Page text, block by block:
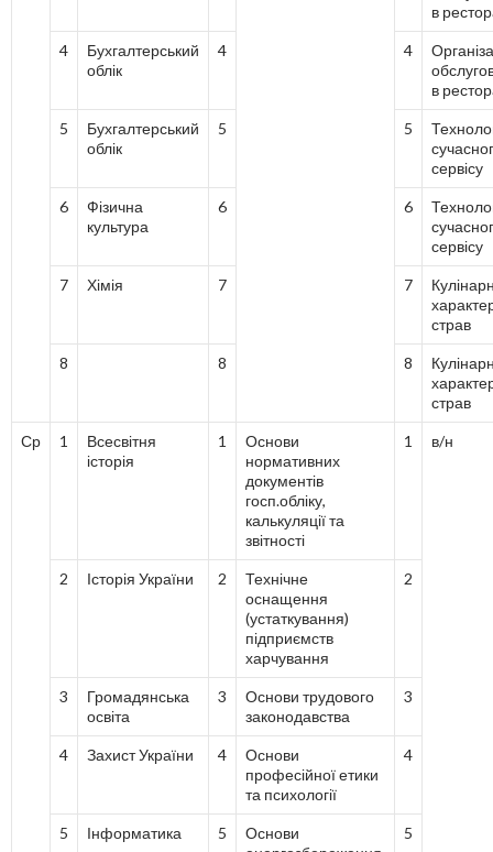
в
4
Бухгалтерський
облік
4 4
в
5
Бухгалтерський
облік
5 5
сервісу
6
Фізична
культура
6 6
сервісу
7 Хімія 7 7
страв
8 8 8
страв
Ср 1
Всесвітня
історія
1
Основи
нормативних
документів
госп.обліку,
калькуляції та
звітності
1 в/н
2 Історія України 2
Технічне
оснащення
(устаткування)
підприємств
харчування
2
3
Громадянська
освіта
3
Основи трудового
законодавства
3
4 Захист України 4
Основи
професійної етики
та психології
4
5 Інформатика 5
Основи
5